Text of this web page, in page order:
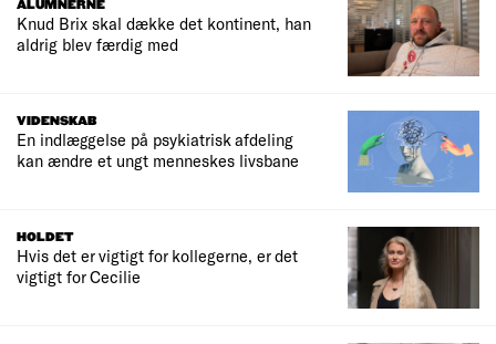
ALUMNERNE
Knud Brix skal dække det kontinent, han
aldrig blev færdig med
VIDENSKAB
En indlæggelse på psykiatrisk afdeling
kan ændre et ungt menneskes livsbane
HOLDET
Hvis det er vigtigt for kollegerne, er det
vigtigt for Cecilie